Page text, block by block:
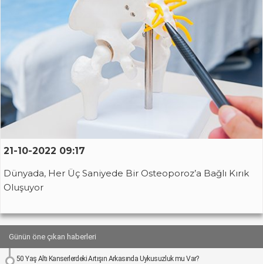
21-10-2022 09:17
Dünyada, Her Üç Saniyede Bir Osteoporoz’a Bağlı Kırık
Oluşuyor
Günün öne çıkan haberleri
50 Yaş Altı Kanserlerdeki Artışın Arkasında Uykusuzluk mu Var?